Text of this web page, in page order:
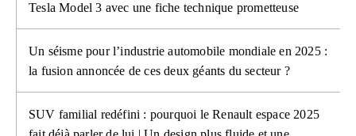
Tesla Model 3 avec une fiche technique prometteuse
Un séisme pour l’industrie automobile mondiale en 2025 :
la fusion annoncée de ces deux géants du secteur ?
SUV familial redéfini : pourquoi le Renault espace 2025